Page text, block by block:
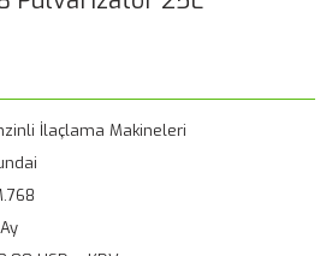
İlaçlama Makineleri